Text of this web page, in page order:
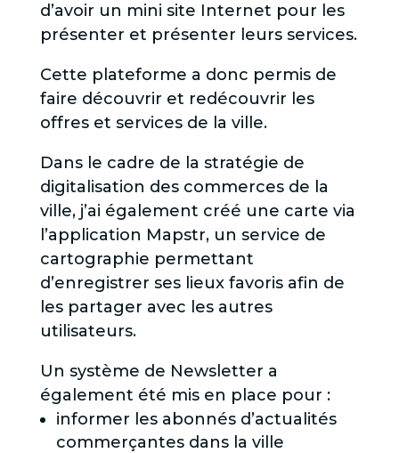
d’avoir un mini site Internet pour les
présenter et présenter leurs services.
Cette plateforme a donc permis de
faire découvrir et redécouvrir les
offres et services de la ville.
Dans le cadre de la stratégie de
digitalisation des commerces de la
ville, j’ai également créé une carte via
l’application Mapstr, un service de
cartographie permettant
d’enregistrer ses lieux favoris afin de
les partager avec les autres
utilisateurs.
Un système de Newsletter a
également été mis en place pour :
informer les abonnés d’actualités
commerçantes dans la ville